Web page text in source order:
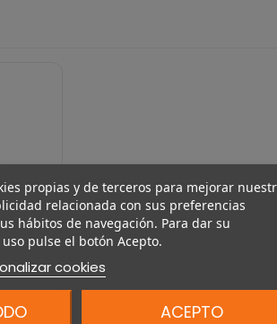
propias y de terceros para mejorar
relacionada con sus preferencias
hábitos de navegación. Para dar su
pulse el botón Acepto.
cookies
ACEPTO